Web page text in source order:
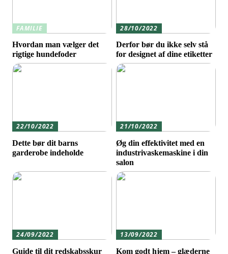
FAMILIE
Hvordan man vælger det
rigtige hundefoder
28/10/2022
Derfor bør du ikke selv stå
for designet af dine etiketter
22/10/2022
Dette bør dit barns
garderobe indeholde
21/10/2022
Øg din effektivitet med en
industrivaskemaskine i din
salon
24/09/2022
Guide til dit redskabsskur
13/09/2022
Kom godt hjem – glæderne